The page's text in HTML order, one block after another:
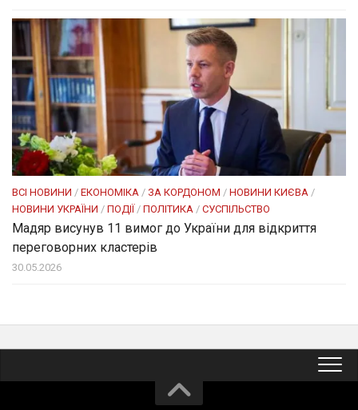
ВСІ НОВИНИ / ЕКОНОМІКА / ЗА КОРДОНОМ / НОВИНИ КИЄВА /
НОВИНИ УКРАЇНИ / ПОДІЇ/ ПОЛІТИКА / СУСПІЛЬСТВО
Мадяр висунув 11 вимог до України для відкриття
переговорних кластерів
30.05.2026